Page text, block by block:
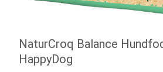
NaturCroq Balance
HappyDog